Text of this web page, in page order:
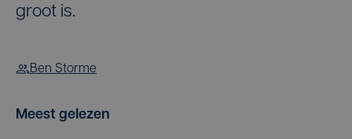
groot is.
Ben Storme
Meest gelezen